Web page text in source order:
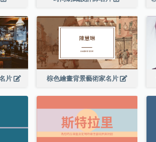
片 棕色繪畫背景藝術家名片